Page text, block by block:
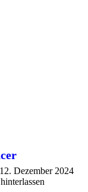
12. Dezember 2024